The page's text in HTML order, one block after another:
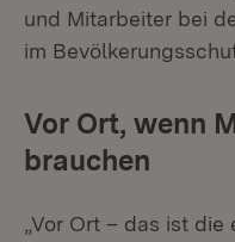
und Mitarbeiter bei
im
Vor Ort, wenn
brauchen
„Vor Ort – das ist